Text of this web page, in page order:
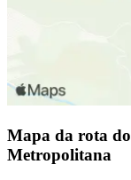
Mapa da rota
Metropolitana